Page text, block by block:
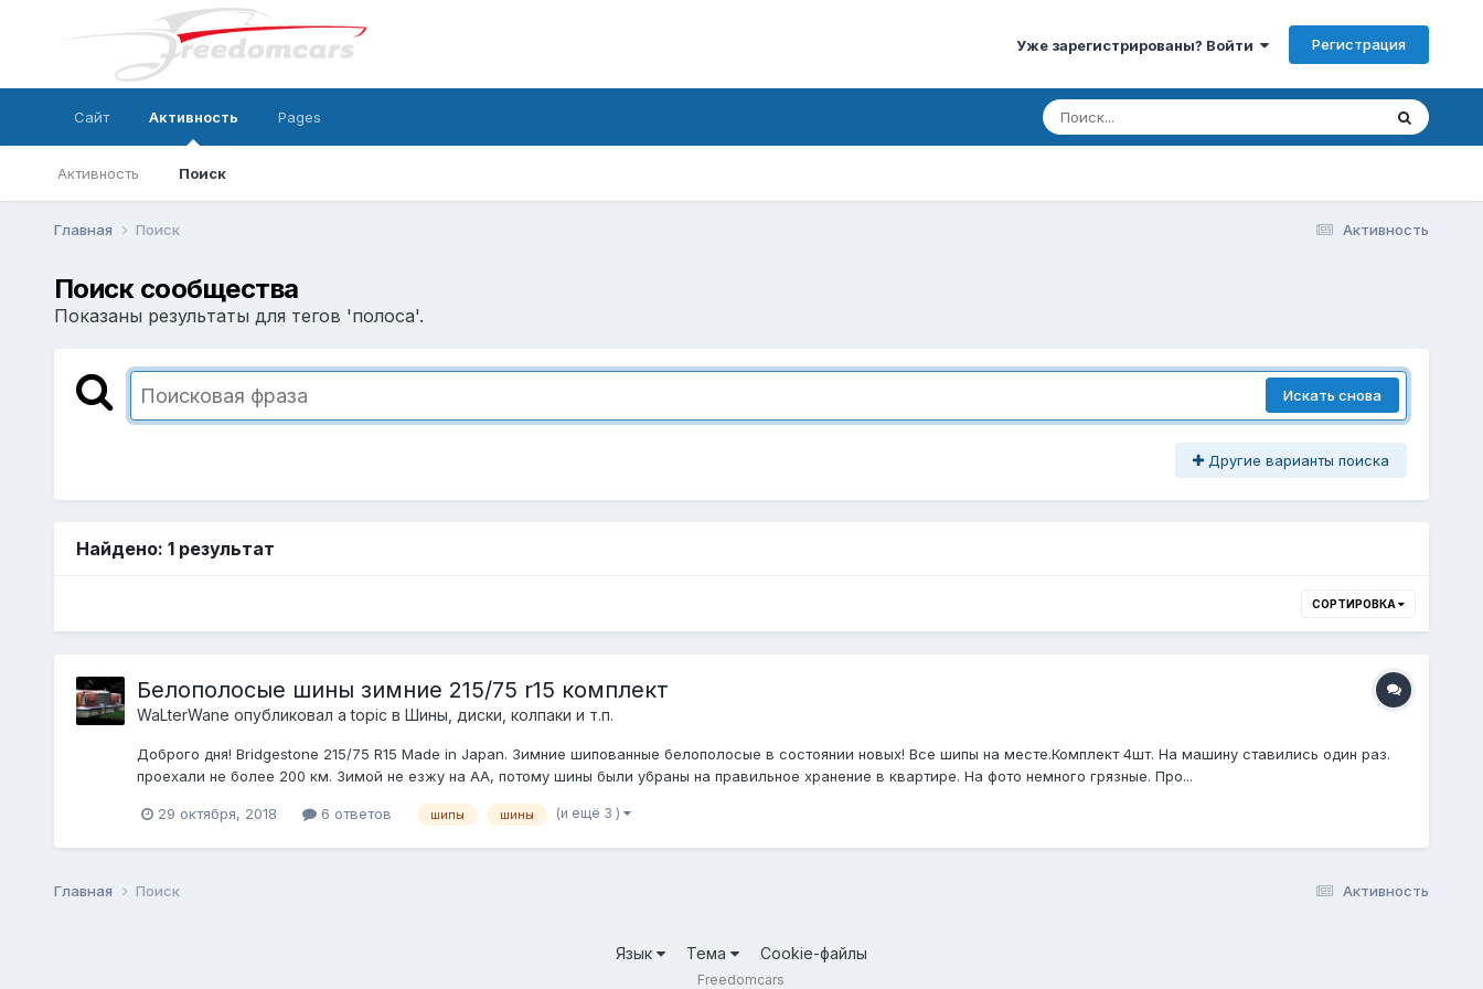
Уже зарегистрированы? Войти Регистрация
Сайт Активность
Активность Поиск
Pages
Активность
Главная Поиск
Поиск сообщества
Показаны результаты для тегов 'полоса'.
Искать снова
Другие варианты поиска
Найдено: 1 результат
СОРТИРОВКА
Белополосые шины зимние 215/75 r15 комплект
WaLterWane опубликовал a topic в Шины, диски, колпаки и т.п.
Доброго дня! Bridgestone 215/75 R15 Made in Japan. Зимние шипованные белополосые в состоянии новых! Все шипы на месте.Комплект 4шт. На машину ставились один раз.
проехали не более 200 км. Зимой не езжу на АА, потому шины были убраны на правильное хранение в квартире. На фото немного грязные. Про...
29 октября, 2018 6 ответов шипы шины (и ещё 3 )
Активность
Главная Поиск
Язык Тема Cookie-файлы
Freedomcars